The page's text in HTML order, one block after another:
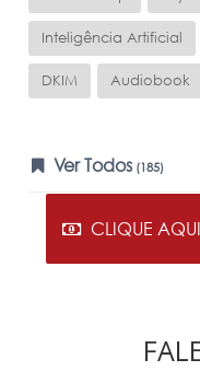
Inteligência Artificial
DKIM Audiobook
Ver Todos (185)
CLIQUE